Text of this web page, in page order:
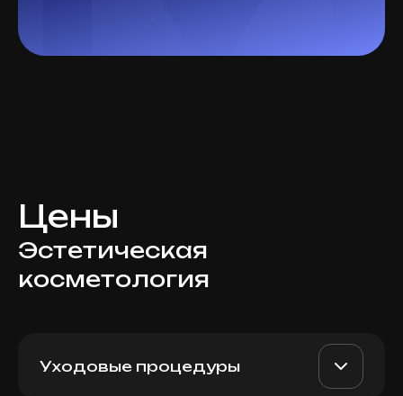
Цены
Эстетическая
косметология
Уходовые процедуры